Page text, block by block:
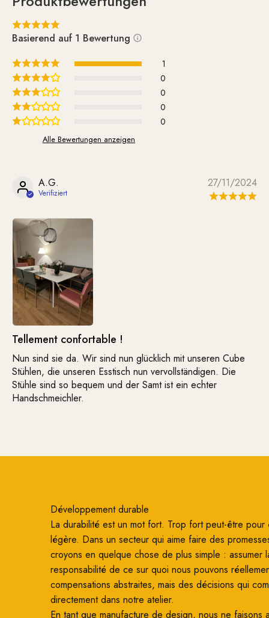
Basierend auf 1 Bewertung
1
0
0
0
0
Alle Bewertungen anzeigen
27/11/2024
A.G.
Tellement confortable !
Nun sind sie da. Wir sind nun glücklich mit unseren Cube
Stühlen, die unseren Esstisch nun vervollständigen. Die
Stühle sind so bequem und der Samt ist ein echter
Handschmeichler.
Développement durable
La durabilité est un mot fort. Trop fort peut-être pour
légère. Dans un secteur qui aime faire des
croyons en quelque chose de plus simple : assumer
responsabilité de ce sur quoi nous pouvons
compensations abstraites, mais des décisions qui
directement dans notre atelier.
En tant que manufacture de design, nous ne faisons